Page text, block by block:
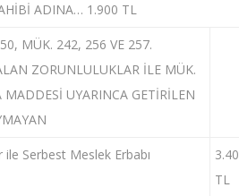
ADINA… 1.900 TL
MÜK. 242, 256 VE 257.
ZORUNLULUKLAR İLE MÜK.
UYARINCA GETİRİLEN
Serbest Meslek Erbabı
TL